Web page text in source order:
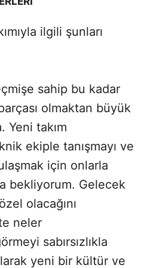
ilgili şunları
sahip bu kadar
olmaktan büyük
Yeni takım
ekiple tanışmayı ve
için onlarla
bekliyorum. Gelecek
olacağını
neler
sabırsızlıkla
yeni bir kültür ve